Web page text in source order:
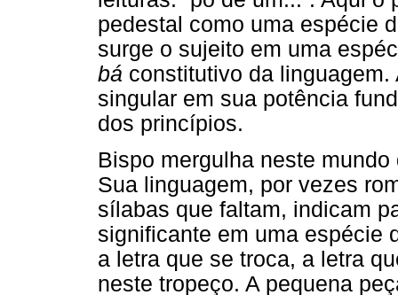
pedestal como uma espécie
surge o sujeito em uma
bá constitutivo da linguagem.
singular em sua potência
dos princípios.
Bispo mergulha neste
Sua linguagem, por vezes
sílabas que faltam, indicam
significante em uma espécie
a letra que se troca, a letra
neste tropeço. A pequena